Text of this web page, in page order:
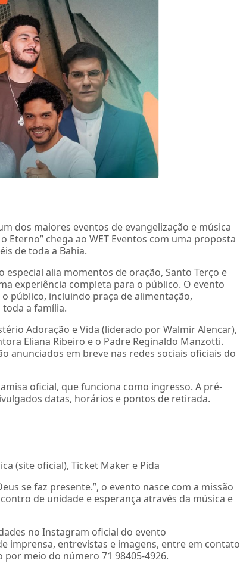
dos maiores eventos de evangelização e música
Eterno” chega ao WET Eventos com uma proposta
de toda a Bahia.
alia momentos de oração, Santo Terço e
experiência completa para o público. O evento
público, incluindo praça de alimentação,
a família.
Adoração e Vida (liderado por Walmir Alencar),
Eliana Ribeiro e o Padre Reginaldo Manzotti.
anunciados em breve nas redes sociais oficiais do
oficial, que funciona como ingresso. A pré-
datas, horários e pontos de retirada.
(site oficial), Ticket Maker e Pida
se faz presente.”, o evento nasce com a missão
de unidade e esperança através da música e
no Instagram oficial do evento
imprensa, entrevistas e imagens, entre em contato
meio do número 71 98405-4926.